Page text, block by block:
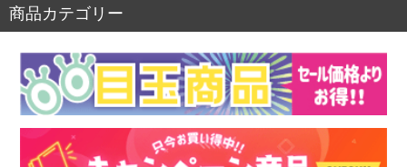
商品カテゴリー